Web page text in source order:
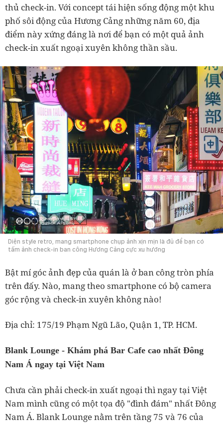
thủ check-in. Với concept tái hiện sống động một khu
phố sôi động của Hương Cảng những năm 60, địa
điểm này xứng đáng là nơi để bạn có một quả ảnh
check-in xuất ngoại xuyên không thần sầu.
Diện style retro, mang smartphone chụp ảnh xịn mịn là đủ để bạn có
tấm ảnh check-in ban công Hương Cảng cực xu hướng
Bật mí góc ảnh đẹp của quán là ở ban công tròn phía
trên đấy. Nào, mang theo smartphone có bộ camera
góc rộng và check-in xuyên không nào!
Địa chỉ: 175/19 Phạm Ngũ Lão, Quận 1, TP. HCM.
Blank Lounge - Khám phá Bar Cafe cao nhất Đông
Nam Á ngay tại Việt Nam
Chưa cần phải check-in xuất ngoại thì ngay tại Việt
Nam mình cũng có một tọa độ "đình đám" nhất Đông
Nam Á. Blank Lounge nằm trên tầng 75 và 76 của